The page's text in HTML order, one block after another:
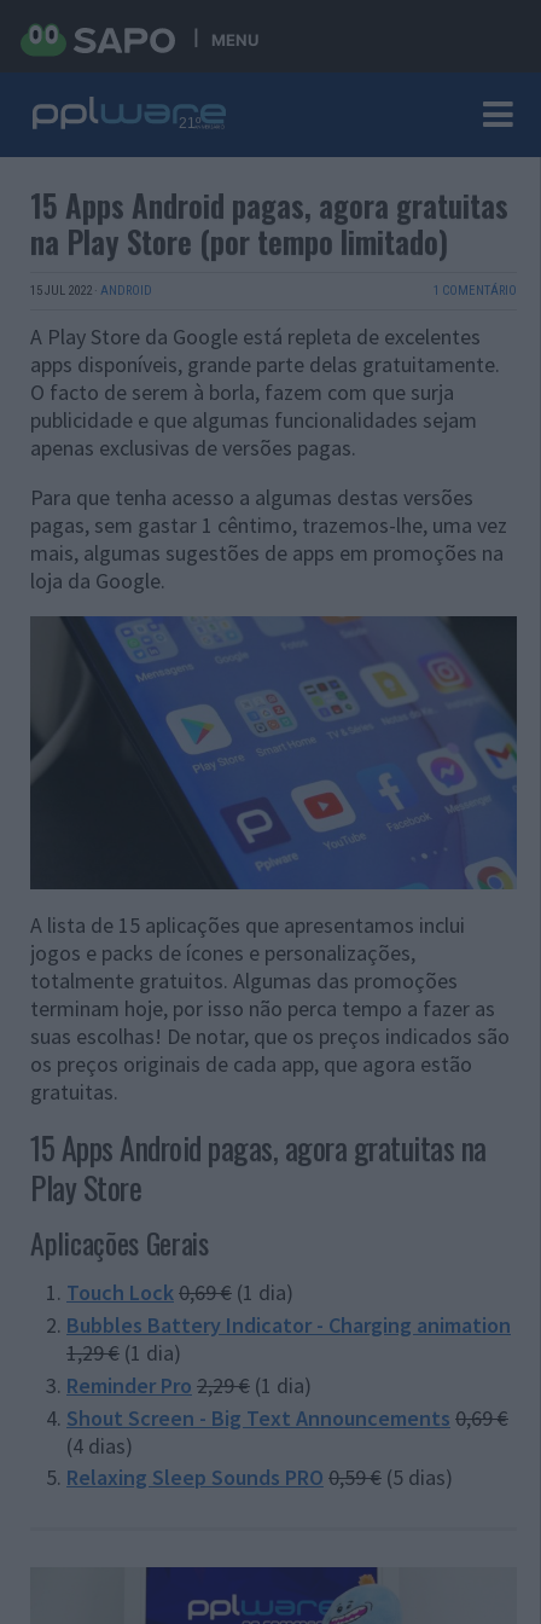
MENU
15 Apps Android pagas, agora gratuitas
na Play Store (por tempo limitado)
15 JUL 2022 · ANDROID 1 COMENTÁRIO
A Play Store da Google está repleta de excelentes
apps disponíveis, grande parte delas gratuitamente.
O facto de serem à borla, fazem com que surja
publicidade e que algumas funcionalidades sejam
apenas exclusivas de versões pagas.
Para que tenha acesso a algumas destas versões
pagas, sem gastar 1 cêntimo, trazemos-lhe, uma vez
mais, algumas sugestões de apps em promoções na
loja da Google.
A lista de 15 aplicações que apresentamos inclui
jogos e packs de ícones e personalizações,
totalmente gratuitos. Algumas das promoções
terminam hoje, por isso não perca tempo a fazer as
suas escolhas! De notar, que os preços indicados são
os preços originais de cada app, que agora estão
gratuitas.
15 Apps Android pagas, agora gratuitas na
Play Store
Aplicações Gerais
Touch Lock0,69 € (1 dia)
Bubbles Battery Indicator - Charging animation
1,29 € (1 dia)
Reminder Pro 2,29 € (1 dia)
Shout Screen - Big Text Announcements 0,69 €
(4 dias)
Relaxing Sleep Sounds PRO 0,59 € (5 dias)